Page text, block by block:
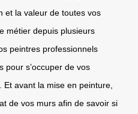
et la valeur de toutes vos
métier depuis plusieurs
peintres professionnels
pour s’occuper de vos
avant la mise en peinture,
de vos murs afin de savoir si